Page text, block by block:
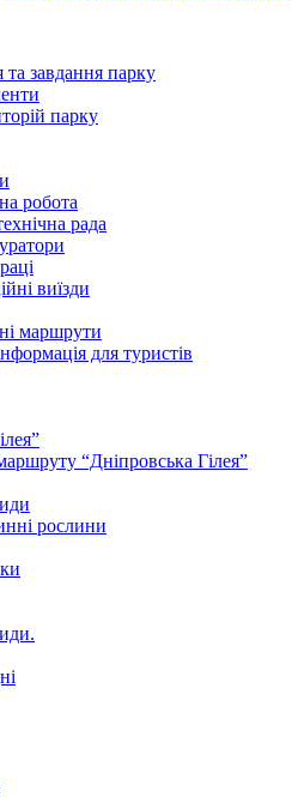
завдання парку
парку
робота
рада
виїзди
маршрути
для туристів
“Дніпровська Гілея”
рослини